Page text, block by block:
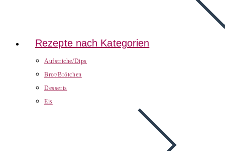
Rezepte nach Kategorien
Aufstriche/Dips
Brot/Brötchen
Desserts
Eis